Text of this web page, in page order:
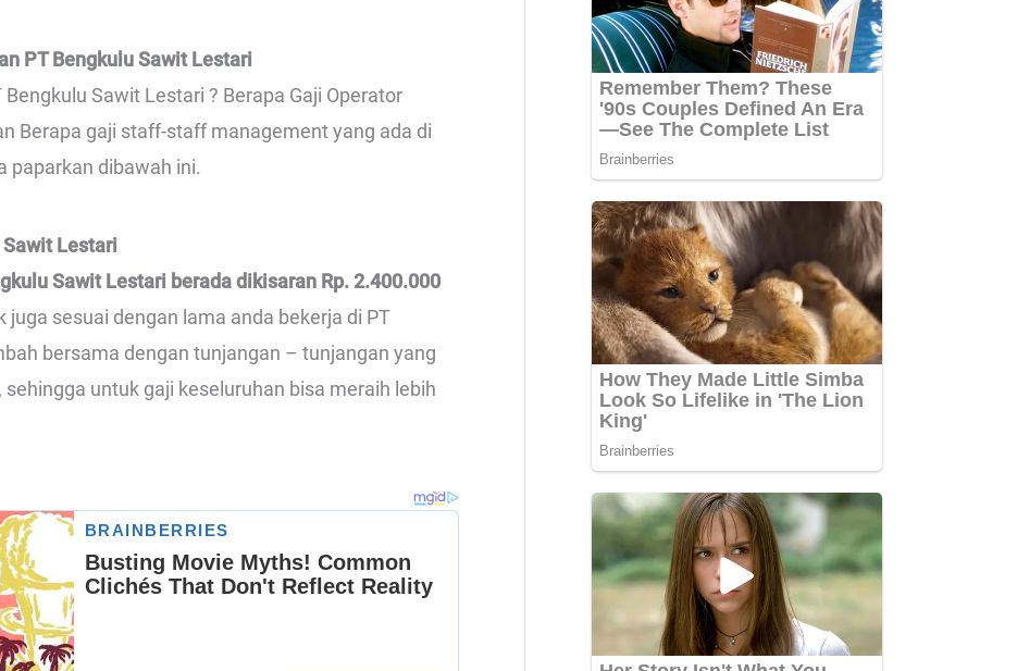
PT Bengkulu Sawit Lestari
Sawit Lestari ? Berapa Gaji Operator
Berapa gaji staff-staff management yang ada di
paparkan dibawah ini.
Sawit Lestari
Sawit Lestari berada dikisaran Rp. 2.400.000
juga sesuai dengan lama anda bekerja di PT
bersama dengan tunjangan – tunjangan yang
untuk gaji keseluruhan bisa meraih lebih